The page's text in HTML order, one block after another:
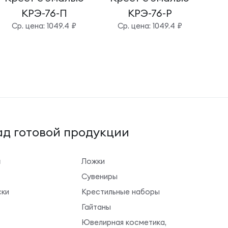
КРЭ-76-П
Cр. цена: 1049.4 ₽
КРЭ-76-Р
Cр. цена: 1049.4 ₽
готовой продукции
Ложки
Сувениры
Крестильные наборы
Гайтаны
Ювелирная косметика,